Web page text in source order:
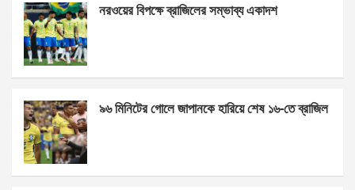
b
o
o
k
n
g
er
s
p
e
নরওয়ের বিপক্ষে ব্রাজিলের সম্ভাব্য একাদশ
৯৬ মিনিটের গোলে জাপানকে হারিয়ে শেষ ১৬-তে ব্রাজিল